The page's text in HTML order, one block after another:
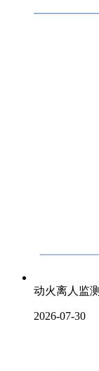
动火离人监
2026-07-30